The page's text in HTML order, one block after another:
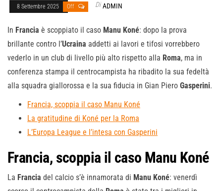
8 Settembre 2025 Off Di ADMIN
In Francia è scoppiato il caso Manu Koné: dopo la prova
brillante contro l’Ucraina addetti ai lavori e tifosi vorrebbero
vederlo in un club di livello più alto rispetto alla Roma, ma in
conferenza stampa il centrocampista ha ribadito la sua fedeltà
alla squadra giallorossa e la sua fiducia in Gian Piero Gasperini.
Francia, scoppia il caso Manu Koné
La gratitudine di Koné per la Roma
L’Europa League e l’intesa con Gasperini
Francia, scoppia il caso Manu Koné
La Francia del calcio s’è innamorata di Manu Koné: venerdì